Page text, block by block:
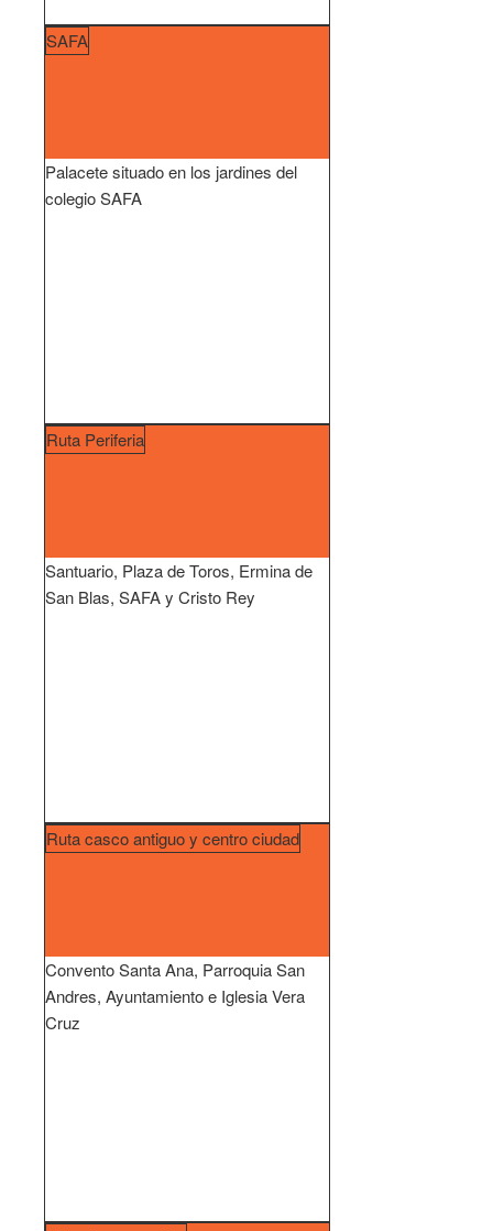
SAFA
Palacete situado en los jardines del
colegio SAFA
Ruta Periferia
Santuario, Plaza de Toros, Ermina de
San Blas, SAFA y Cristo Rey
Ruta casco antiguo y centro ciudad
Convento Santa Ana, Parroquia San
Andres, Ayuntamiento e Iglesia Vera
Cruz